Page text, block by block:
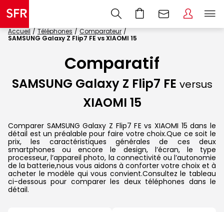
Accueil Téléphones
Comparateur
SAMSUNG Galaxy Z Flip7 FE vs XIAOMI 15
Comparatif
SAMSUNG Galaxy Z Flip7 FE versus
XIAOMI 15
Comparer SAMSUNG Galaxy Z Flip7 FE vs XIAOMI 15 dans le
détail est un préalable pour faire votre choix.Que ce soit le
prix, les caractéristiques générales de ces deux
smartphones ou encore le design, l’écran, le type
processeur, l’appareil photo, la connectivité ou l’autonomie
de la batterie,nous vous aidons à conforter votre choix et à
acheter le modèle qui vous convient.Consultez le tableau
ci-dessous pour comparer les deux téléphones dans le
détail.